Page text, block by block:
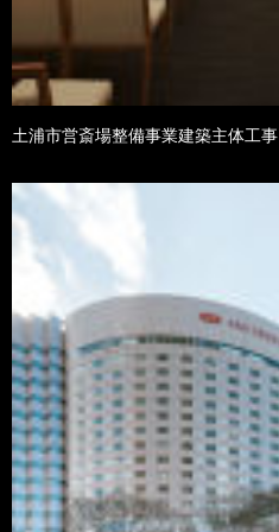
土浦市営斎場整備事業建築主体工事